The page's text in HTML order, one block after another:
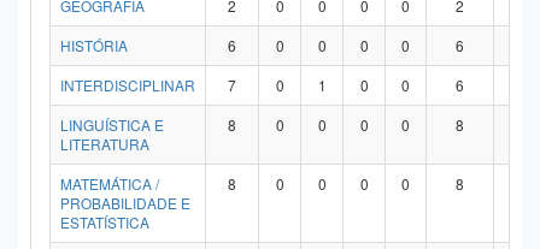
GEOGRAFIA
2 0 0 0 0 2
HISTÓRIA
6 0 0 0 0 6
INTERDISCIPLINAR
7 0 1 0 0 6
LINGUÍSTICA E
LITERATURA
8 0 0 0 0 8
MATEMÁTICA /
PROBABILIDADE E
ESTATÍSTICA
8 0 0 0 0 8